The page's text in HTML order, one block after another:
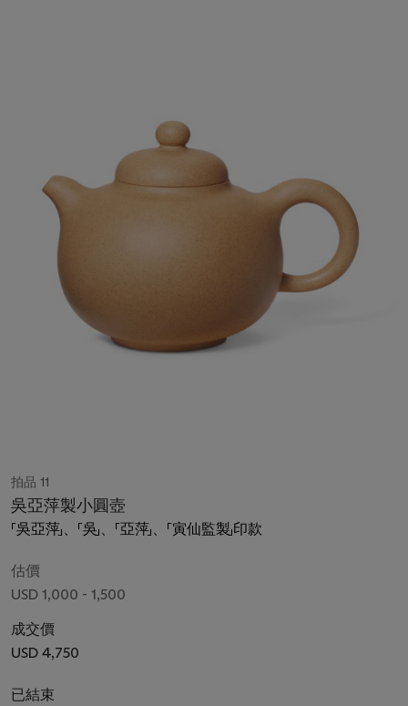
拍品 11
吳亞萍製小圓壺
「吳亞萍」、「吳」、「亞萍」、「寅仙監製」印款
估價
USD 1,000 - 1,500
成交價
USD 4,750
已結束